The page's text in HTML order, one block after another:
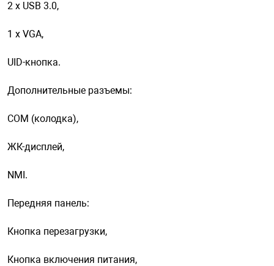
2 х USB 3.0,
1 х VGA,
UID-кнопка.
Дополнительные разъемы:
COM (колодка),
ЖК-дисплей,
NMI.
Передняя панель:
Кнопка перезагрузки,
Кнопка включения питания,